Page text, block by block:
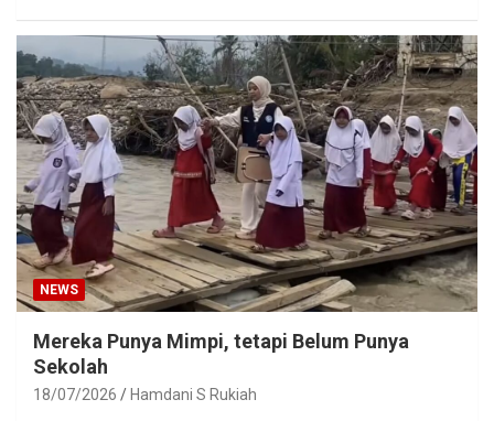
NEWS
Mereka Punya Mimpi, tetapi Belum Punya
Sekolah
18/07/2026 Hamdani S Rukiah